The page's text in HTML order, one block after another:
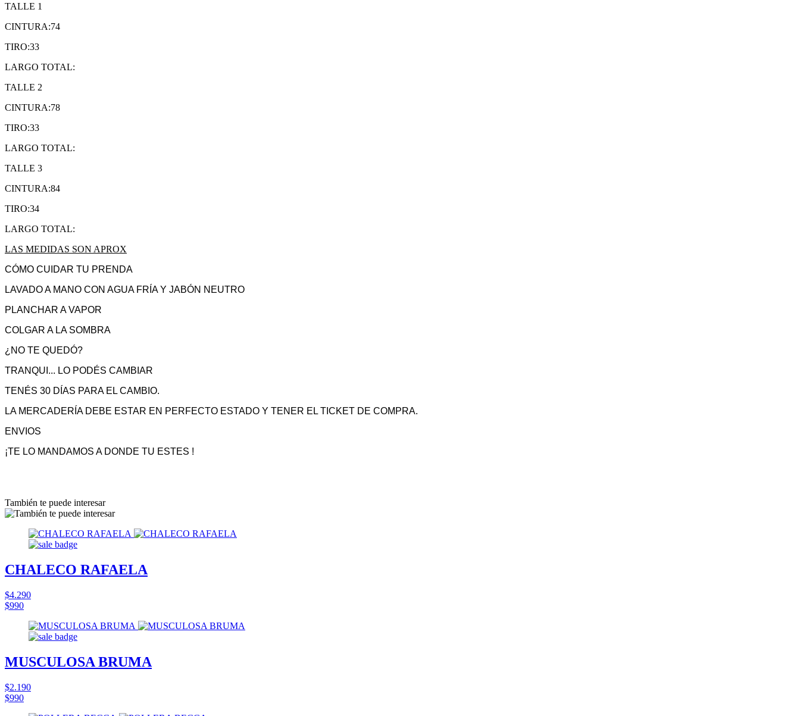
TALLE 1
CINTURA:74
TIRO:33
LARGO TOTAL:
TALLE 2
CINTURA:78
TIRO:33
LARGO TOTAL:
TALLE 3
CINTURA:84
TIRO:34
LARGO TOTAL:
LAS MEDIDAS SON APROX
CÓMO CUIDAR TU PRENDA
LAVADO A MANO CON AGUA FRÍA Y JABÓN NEUTRO
PLANCHAR A VAPOR
COLGAR A LA SOMBRA
¿NO TE QUEDÓ?
TRANQUI... LO PODÉS CAMBIAR
TENÉS 30 DÍAS PARA EL CAMBIO.
LA MERCADERÍA DEBE ESTAR EN PERFECTO ESTADO Y TENER EL TICKET DE COMPRA.
ENVIOS
¡TE LO MANDAMOS A DONDE TU ESTES !
También te puede interesar
CHALECO RAFAELA
$4.290
$990
MUSCULOSA BRUMA
$2.190
$990